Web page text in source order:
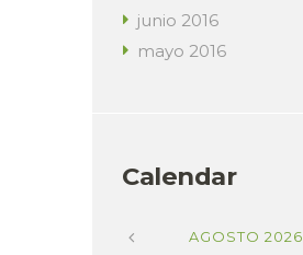
junio 2016
mayo 2016
Calendar
AGOSTO 2026